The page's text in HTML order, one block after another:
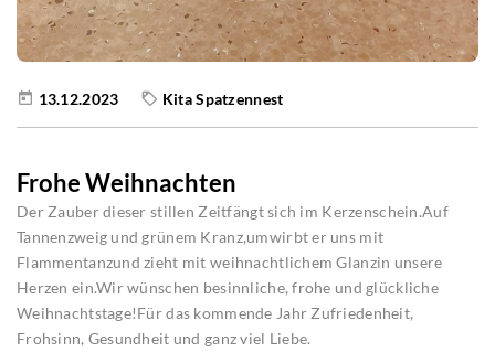
13.12.2023 Kita Spatzennest
Frohe Weihnachten
Der Zauber dieser stillen Zeitfängt sich im Kerzenschein.Auf
Tannenzweig und grünem Kranz,umwirbt er uns mit
Flammentanzund zieht mit weihnachtlichem Glanzin unsere
Herzen ein.Wir wünschen besinnliche, frohe und glückliche
Weihnachtstage!Für das kommende Jahr Zufriedenheit,
Frohsinn, Gesundheit und ganz viel Liebe.